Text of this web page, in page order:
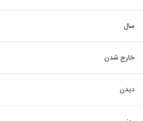
سال
خارج شدن
دیدن